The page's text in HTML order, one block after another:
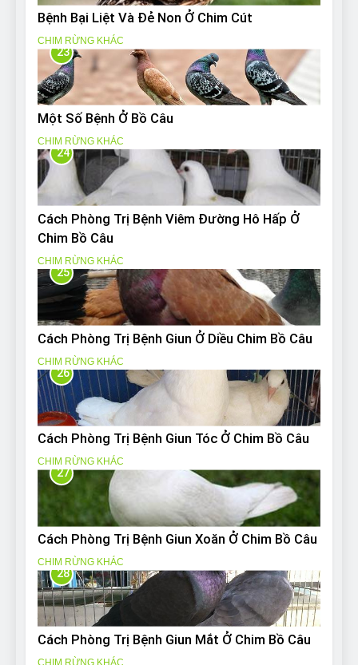
Bệnh Bại Liệt Và Đẻ Non Ở Chim Cút
CHIM RỪNG KHÁC
23
Một Số Bệnh Ở Bồ Câu
CHIM RỪNG KHÁC
24
Cách Phòng Trị Bệnh Viêm Đường Hô Hấp Ở
Chim Bồ Câu
CHIM RỪNG KHÁC
25
Cách Phòng Trị Bệnh Giun Ở Diều Chim Bồ Câu
CHIM RỪNG KHÁC
26
Cách Phòng Trị Bệnh Giun Tóc Ở Chim Bồ Câu
CHIM RỪNG KHÁC
27
Cách Phòng Trị Bệnh Giun Xoăn Ở Chim Bồ Câu
CHIM RỪNG KHÁC
28
Cách Phòng Trị Bệnh Giun Mắt Ở Chim Bồ Câu
CHIM RỪNG KHÁC